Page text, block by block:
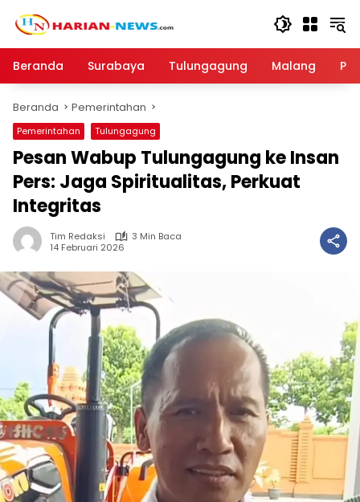
Beranda
Surabaya Tulungagung Malang
Beranda Pemerintahan
Pemerintahan Tulungagung
Pesan Wabup Tulungagung ke Insan
Pers: Jaga Spiritualitas, Perkuat
Integritas
Tim Redaksi
3 Min Baca
14 Februari 2026